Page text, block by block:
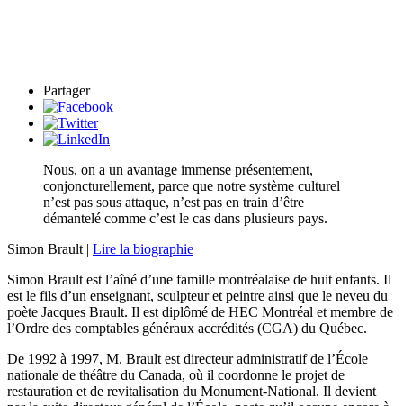
Partager
Nous, on a un avantage immense présentement,
conjoncturellement, parce que notre système culturel
n’est pas sous attaque, n’est pas en train d’être
démantelé comme c’est le cas dans plusieurs pays.
Simon Brault | Lire la biographie
Simon Brault est l’aîné d’une famille montréalaise de huit enfants. Il
est le fils d’un enseignant, sculpteur et peintre ainsi que le neveu du
poète Jacques Brault. Il est diplômé de HEC Montréal et membre de
l’Ordre des comptables généraux accrédités (CGA) du Québec.
De 1992 à 1997, M. Brault est directeur administratif de l’École
nationale de théâtre du Canada, où il coordonne le projet de
restauration et de revitalisation du Monument-National. Il devient